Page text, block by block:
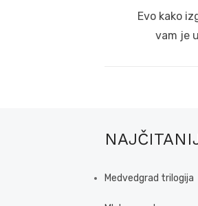
Previous
post:
Evo kako
vam je
Medvedgrad trilogija